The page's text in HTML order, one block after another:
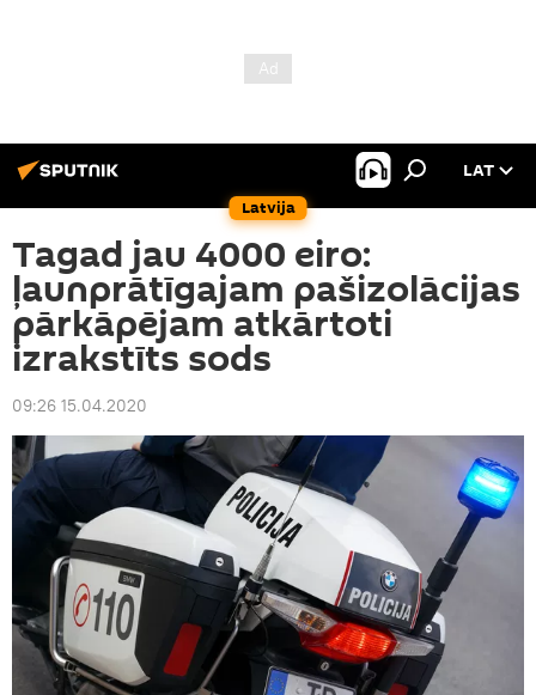
Latvija
LAT
Tagad jau 4000 eiro:
ļaunprātīgajam pašizolācijas
pārkāpējam atkārtoti
izrakstīts sods
09:26 15.04.2020